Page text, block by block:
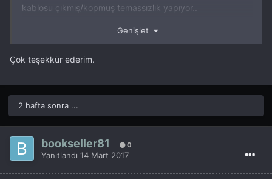
kablosu çıkmış/kopmuş temassızlık yapıyor..
önce bi kaldırıp bakın egsozcuda.. temassızlık veya
eskime varmı. söküp dikkatlice inceleyin..
olmazsa parçayı değiştirin..
orjinal parça kodu : LFH1188G1B
yerine alternatif birşeyler bulabilirsiniz belki..
edip, gerekli düzeltmeleri yapması için ECU ya sinyal
göndermek.. aracın çekişini gidişini herşeyini ayarlayan
yegane bir parçadır. Air fuel ratio olayını ayarlar..
Genişlet
Çok teşekkür ederim.
2 hafta sonra ...
bookseller81 0
Yanıtlandı 14 Mart 2017